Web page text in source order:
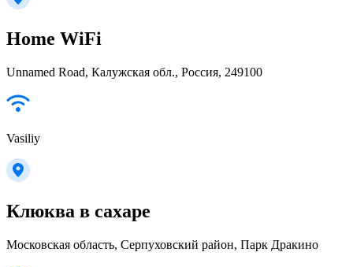
Home WiFi
Unnamed Road, Калужская обл., Россия, 249100
Vasiliy
Клюква в сахаре
Московская область, Серпуховский район, Парк Дракино